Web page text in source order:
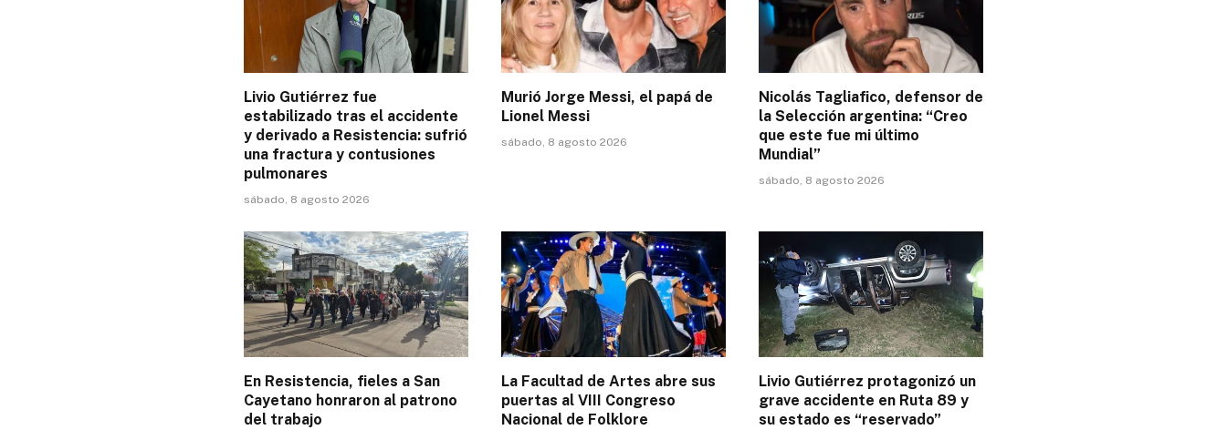
Livio Gutiérrez fue
estabilizado tras el accidente
y derivado a Resistencia: sufrió
una fractura y contusiones
pulmonares
sábado, 8 agosto 2026
Murió Jorge Messi, el papá de
Lionel Messi
sábado, 8 agosto 2026
Nicolás Tagliafico, defensor de
la Selección argentina: “Creo
que este fue mi último
Mundial”
sábado, 8 agosto 2026
En Resistencia, fieles a San
Cayetano honraron al patrono
del trabajo
La Facultad de Artes abre sus
puertas al VIII Congreso
Nacional de Folklore
Livio Gutiérrez protagonizó un
grave accidente en Ruta 89 y
su estado es “reservado”